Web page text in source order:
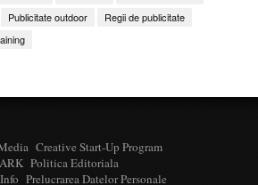
Publicitate outdoor
Regii de publicitate
Creative Start-Up Program
Politica Editoriala
Prelucrarea Datelor Personale